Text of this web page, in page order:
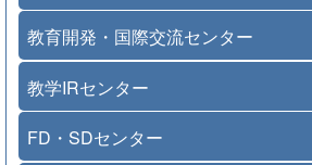
教育開発・国際交流センター
教学IRセンター
FD・SDセンター